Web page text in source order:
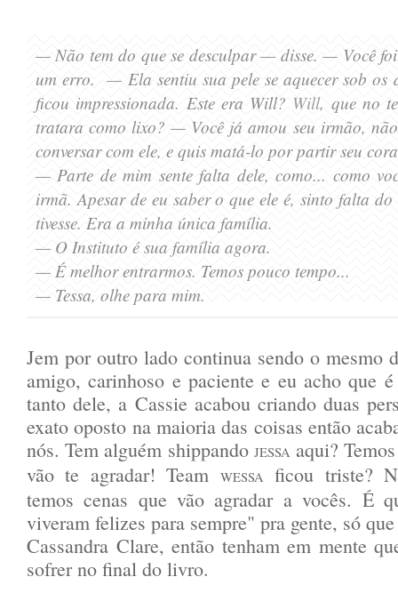
— Não tem do que se desculpar— disse.— Você
um erro.— Ela sentiu sua pele se aquecer sob
ficou impressionada. Este era Will? Will, que no
tratara como lixo?— Você já amou seu irmão,
conversar com ele, e quis matá-lo por partir seu
— Parte de mim sente falta dele, como... como
irmã. Apesar de eu saber o que ele é, sinto falta
tivesse. Era a minha única família.
— O Instituto é sua família agora.
— É melhor entrarmos. Temos pouco tempo...
— Tessa, olhe para mim.
Jem por outro lado continua sendo o mesmo
amigo, carinhoso e paciente e eu acho que
tanto dele, a Cassie acabou criando duas
exato oposto na maioria das coisas então
nós. Tem alguém shippando JESSA aqui?
vão te agradar! Team
WESSA
ficou triste?
temos cenas que vão agradar a vocês. É
viveram felizes para sempre" pra gente, só
Cassandra Clare, então tenham em mente
sofrer no final do livro.